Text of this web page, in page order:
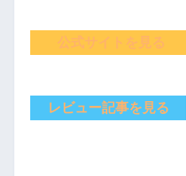
公式サイトを見る
レビュー記事を見る